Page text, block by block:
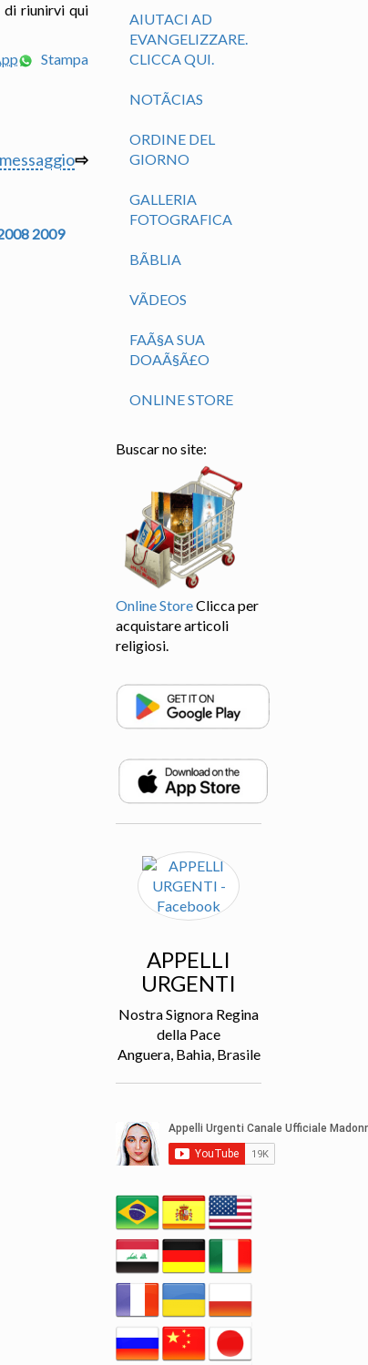
di riunirvi qui
Stampa
⇨
2009
AIUTACI AD
EVANGELIZZARE.
CLICCA QUI.
NOTÃ­CIAS
ORDINE DEL
GIORNO
GALLERIA
FOTOGRAFICA
BÃ­BLIA
VÃ­DEOS
FAÃ§A SUA
DOAÃ§Ã£O
ONLINE STORE
Buscar no site:
Online StoreClicca per
acquistare articoli
religiosi.
APPELLI
URGENTI
Nostra Signora Regina
della Pace
Anguera, Bahia, Brasile